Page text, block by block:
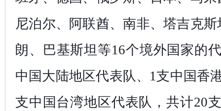
尼泊尔、阿联酋、南非、塔吉克
朗、巴基斯坦等16个境外国家的
中国大陆地区代表队、1支中国香
支中国台湾地区代表队，共计20